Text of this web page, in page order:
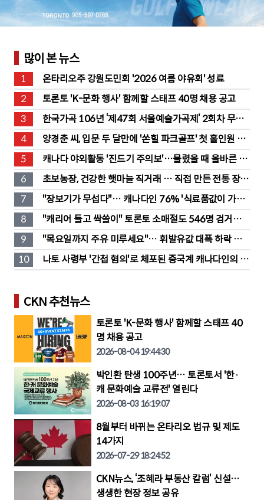
많이 본 뉴스
1
온타리오주 강원도민회 '2026 여름 야유회' 성료
2
토론토 'K-문화 행사' 함께할 스태프 40명 채용 공고
3
한국가곡 106년 ‘제47회 서울예술가곡제’ 2회차 무대
성황
4
양경춘 씨, 입문 두 달만에 '쏜힐 파크골프' 첫 홀인원 주
인공
5
캐나다 야외활동 '진드기 주의보'…물렸을 때 올바른 대
처법은?
6
초보농장, 건강한 햇마늘 직거래 … 직접 만든 전통 장류
도 판매
7
"장보기가 무섭다"… 캐나다인 76% '식료품값이 가장
부담'
8
"캐리어 들고 싹쓸이" 토론토 소매절도 546명 검거…
훔친 물건 재유통
9
"목요일까지 주유 미루세요"… 휘발유값 대폭 하락 예
고
10
나토 사령부 '간첩 혐의'로 체포된 중국계 캐나다인의 정
체는?
CKN 추천뉴스
토론토 'K-문화 행사' 함께할 스태프 40
명 채용 공고
2026-08-04 19:44:30
박인환 탄생 100주년… 토론토서 '한·
캐 문화예술 교류전' 열린다
2026-08-03 16:19:07
8월부터 바뀌는 온타리오 법규 및 제도
14가지
2026-07-29 18:24:52
CKN뉴스, ‘조혜라 부동산 칼럼’ 신설…
생생한 현장 정보 공유